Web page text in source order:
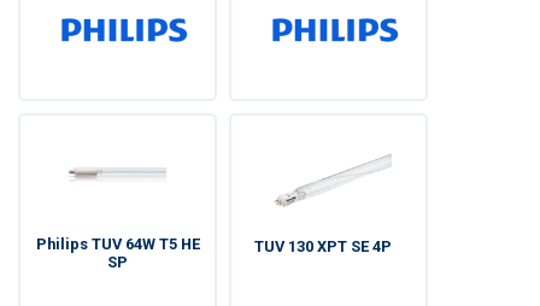
Philips TUV 64W T5 HE
SP
TUV 130 XPT SE 4P